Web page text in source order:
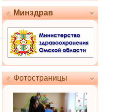
Минздрав
Фотостраницы